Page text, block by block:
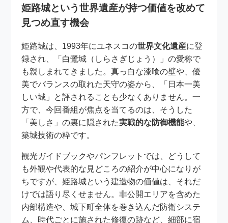
姫路城という世界遺産が持つ価値を改めて
見つめ直す機会
姫路城は、1993年にユネスコの世界文化遺産に登
録され、「白鷺城（しらさぎじょう）」の愛称で
も親しまれてきました。真っ白な漆喰の壁や、優
美でバランスの取れた天守の姿から、「日本一美
しい城」と評されることも少なくありません。一
方で、今回番組が焦点を当てるのは、そうした
「美しさ」の裏に隠された実戦的な防御機能や、
築城技術の粋です。
観光ガイドブックやパンフレットでは、どうして
も外観や代表的な見どころの紹介が中心になりが
ちですが、姫路城という建造物の価値は、それだ
けでは語り尽くせません。非公開エリアを含めた
内部構造や、城下町全体を巻き込んだ防衛システ
ム、時代ごとに施された修復の跡など、細部に宿